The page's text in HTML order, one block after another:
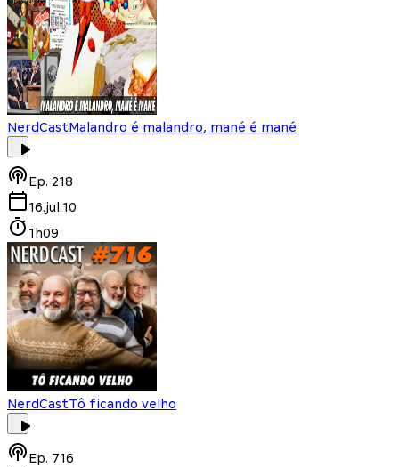
NerdCastMalandro é malandro, mané é mané
Ep. 218
16.jul.10
1h09
NerdCastTô ficando velho
Ep. 716